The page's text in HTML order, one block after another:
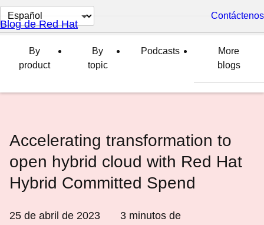
Cambiar
el
idioma
Contáctenos
Blog de Red Hat
By
product
By
topic
Podcasts
More
blogs
Accelerating transformation to
open hybrid cloud with Red Hat
Hybrid Committed Spend
25 de abril de 2023 3 minutos de